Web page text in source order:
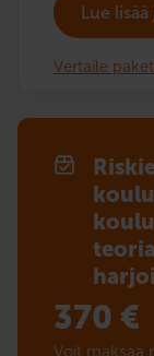
Lue
Vertaile
370 €
Voit maksaa